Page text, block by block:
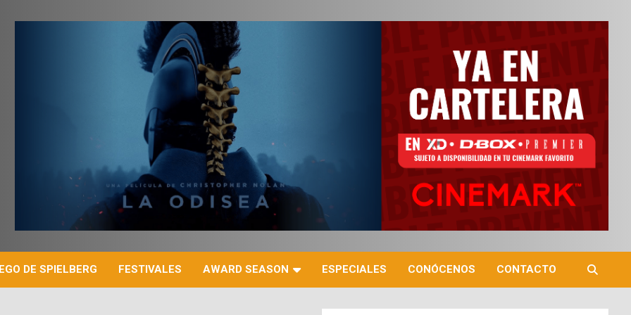
DE SPIELBERG FESTIVALES AWARD SEASON ESPECIALES CONÓCENOS CONTACTO